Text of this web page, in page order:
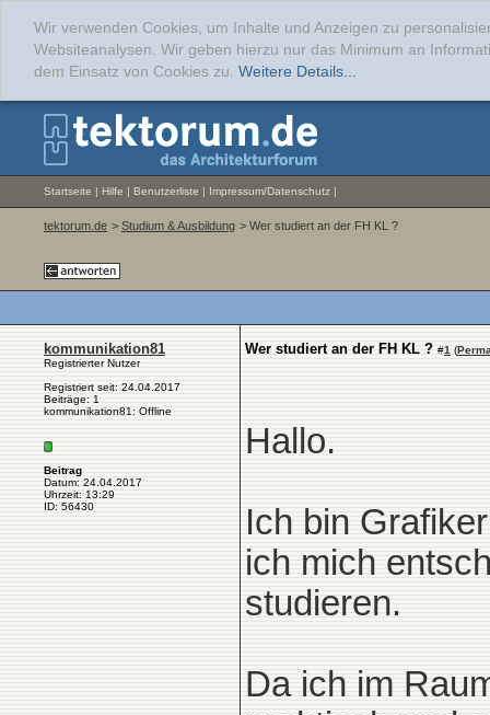
Wir verwenden Cookies, um Inhalte und Anzeigen zu
Websiteanalysen. Wir geben hierzu nur das Minimum an
dem Einsatz von Cookies zu. Weitere Details...
Startseite | Hilfe | Benutzerliste | Impressum/Datenschutz |
tektorum.de > Studium & Ausbildung > Wer studiert an der FH KL ?
kommunikation81
Registrierter Nutzer
Registriert seit: 24.04.2017
Beiträge: 1
kommunikation81: Offline
Beitrag
Datum: 24.04.2017
Uhrzeit: 13:29
ID: 56430
Wer studiert an der FH KL ? #1 (
Hallo.
Ich bin
ich mich
studieren.
Da ich im